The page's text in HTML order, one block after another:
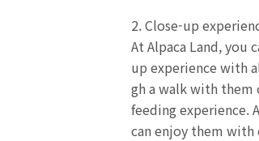
2. Close-up
At Alpaca Land, you
up experience with
gh a walk with them
feeding experience.
can enjoy them with